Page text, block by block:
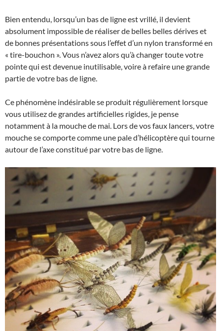
Bien entendu, lorsqu’un bas de ligne est vrillé, il devient
absolument impossible de réaliser de belles belles dérives et
de bonnes présentations sous l’effet d’un nylon transformé en
« tire-bouchon ». Vous n’avez alors qu’à changer toute votre
pointe qui est devenue inutilisable, voire à refaire une grande
partie de votre bas de ligne.
Ce phénomène indésirable se produit régulièrement lorsque
vous utilisez de grandes artificielles rigides, je pense
notamment à la mouche de mai. Lors de vos faux lancers, votre
mouche se comporte comme une pale d’hélicoptère qui tourne
autour de l’axe constitué par votre bas de ligne.